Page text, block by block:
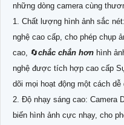
những dòng camera cùng
1. Chất lượng hình ảnh sắc
nghệ cao cấp, cho phép chụp
cao, 🔄chắc chắn hơn hình
nghệ được tích hợp cao cấp
dõi mọi hoạt động một cách dễ
2. Độ nhạy sáng cao: Camera
biến hình ảnh cực nhạy, cho